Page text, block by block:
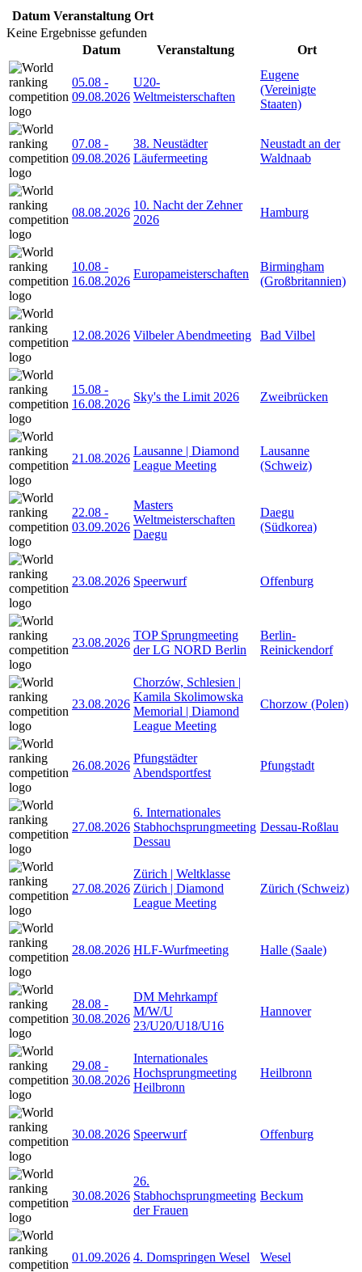
Datum Veranstaltung Ort
Keine Ergebnisse gefunden
Datum
Veranstaltung Ort
05.08 -
09.08.2026
U20-
Weltmeisterschaften
Eugene
(Vereinigte
Staaten)
07.08 -
09.08.2026
38. Neustädter
Läufermeeting
Neustadt an der
Waldnaab
08.08.2026
10. Nacht der Zehner
2026
Hamburg
10.08 -
16.08.2026
Europameisterschaften
Birmingham
(Großbritannien)
12.08.2026 Vilbeler Abendmeeting Bad Vilbel
15.08 -
16.08.2026
Sky's the Limit 2026 Zweibrücken
21.08.2026
Lausanne | Diamond
League Meeting
Lausanne
(Schweiz)
22.08 -
03.09.2026
Masters
Weltmeisterschaften
Daegu
Daegu
(Südkorea)
23.08.2026 Speerwurf Offenburg
23.08.2026
TOP Sprungmeeting
der LG NORD Berlin
Berlin-
Reinickendorf
23.08.2026
Chorzów, Schlesien |
Kamila Skolimowska
Memorial | Diamond
League Meeting
Chorzow (Polen)
26.08.2026
Pfungstädter
Abendsportfest
Pfungstadt
27.08.2026
6. Internationales
Stabhochsprungmeeting
Dessau
Dessau-Roßlau
27.08.2026
Zürich | Weltklasse
Zürich | Diamond
League Meeting
Zürich (Schweiz)
28.08.2026 HLF-Wurfmeeting Halle (Saale)
28.08 -
30.08.2026
DM Mehrkampf
M/W/U
23/U20/U18/U16
Hannover
29.08 -
30.08.2026
Internationales
Hochsprungmeeting
Heilbronn
Heilbronn
30.08.2026 Speerwurf Offenburg
30.08.2026
26.
Stabhochsprungmeeting
der Frauen
Beckum
01.09.2026 4. Domspringen Wesel Wesel